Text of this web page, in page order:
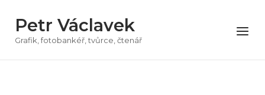
obsah
Petr Václavek
Grafik, fotobankéř, tvůrce, čtenář
Menu